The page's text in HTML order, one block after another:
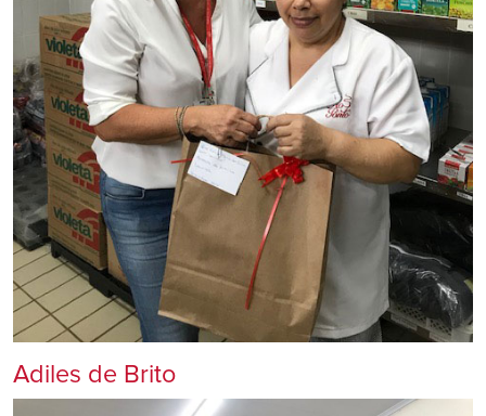
Adiles de Brito